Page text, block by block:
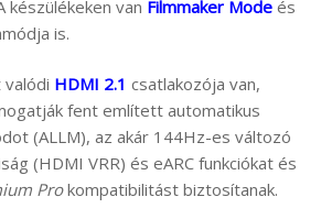
készülékeken van Filmmaker Mode és
is.
valódi HDMI 2.1 csatlakozója van,
fent említett automatikus
(ALLM), az akár 144Hz-es változó
(HDMI VRR) és eARC funkciókat és
Prokompatibilitást biztosítanak.